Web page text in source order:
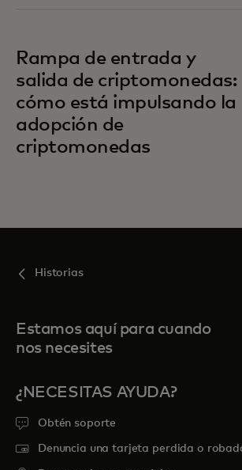
Rampa de entrada y
salida de criptomonedas:
cómo está impulsando la
adopción de
criptomonedas
Historias
Estamos aquí para cuando
nos necesites
¿NECESITAS AYUDA?
Obtén soporte
Denuncia una tarjeta perdida o